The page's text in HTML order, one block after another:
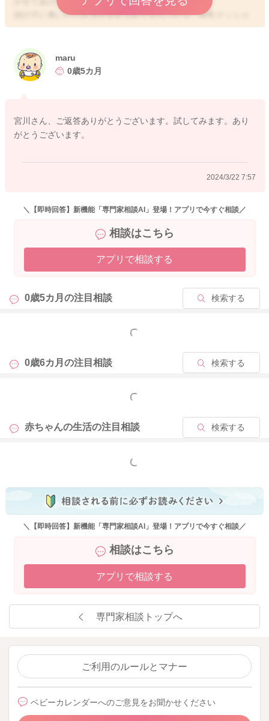
頭の下に巻いたバスタオルを入れてもらったり、授乳クッショ
ンの上に頭を乗せてみていただくのもいいかもしれません。そ
と思います。
抱っこで寝かしつけをされたら、そちらに寝かせてあげてみる
と、そのまま眠りについてくれることはないかなと思いまし
そしてうつ伏せ寝になってしまったとしても少しでも安心材料
になるように、呼吸を感知するセンサーを利用されてみるのも
良かったら参考になさってみてください。
2024/3/21 22:30
maru
0歳5カ月
宮川さん、ご返答ありがとうございます。試してみます。あり
がとうございます。
2024/3/22 7:57
＼【即時回答】新機能「専門家相談AI」登場！アプリで今すぐ相談／
相談はこちら
アプリで相談する
0歳5カ月の注目相談 検索する
もっと見る
0歳6カ月の注目相談 検索する
もっと見る
赤ちゃんの生活の注目相談 検索する
もっと見る
＼【即時回答】新機能「専門家相談AI」登場！アプリで今すぐ相談／
相談はこちら
アプリで相談する
専門家相談トップへ
ご利用のルールとマナー
ベビーカレンダーへのご意見をお聞かせください